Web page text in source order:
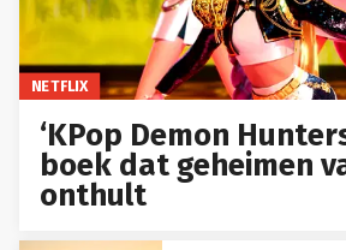
NETFLIX
‘KPop Demon
boek dat geheimen
onthult